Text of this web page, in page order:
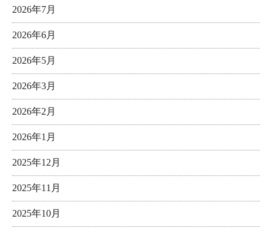
2026年7月
2026年6月
2026年5月
2026年3月
2026年2月
2026年1月
2025年12月
2025年11月
2025年10月